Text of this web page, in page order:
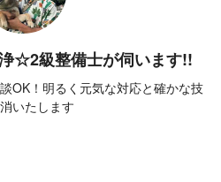
☆2級整備士が伺います!!
OK！明るく元気な対応と確かな技
いたします